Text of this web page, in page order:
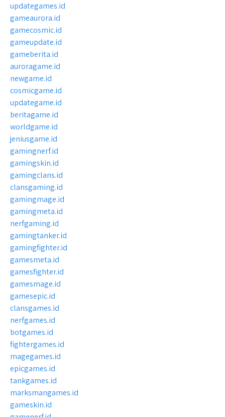
updategames.id
gameaurora.id
gamecosmic.id
gameupdate.id
gameberita.id
auroragame.id
newgame.id
cosmicgame.id
updategame.id
beritagame.id
worldgame.id
jeniusgame.id
gamingnerf.id
gamingskin.id
gamingclans.id
clansgaming.id
gamingmage.id
gamingmeta.id
nerfgaming.id
gamingtanker.id
gamingfighter.id
gamesmeta.id
gamesfighter.id
gamesmage.id
gamesepic.id
clansgames.id
nerfgames.id
botgames.id
fightergames.id
magegames.id
epicgames.id
tankgames.id
marksmangames.id
gameskin.id